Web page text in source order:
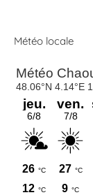
Météo locale